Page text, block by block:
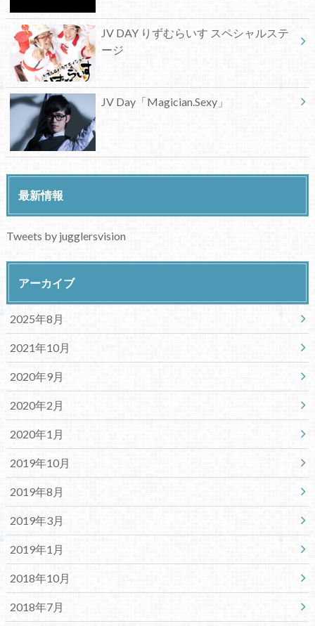
JV DAY りずむらいす スペシャルステ
ージ
JV Day「Magician.Sexy」
最新情報
Tweets by jugglersvision
アーカイブ
2025年8月
2021年10月
2020年9月
2020年2月
2020年1月
2019年10月
2019年8月
2019年3月
2019年1月
2018年10月
2018年7月